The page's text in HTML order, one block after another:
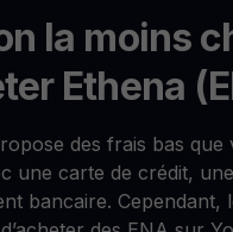
la moins
Ethena
des frais bas que
une carte de crédit,
bancaire. Cependant,